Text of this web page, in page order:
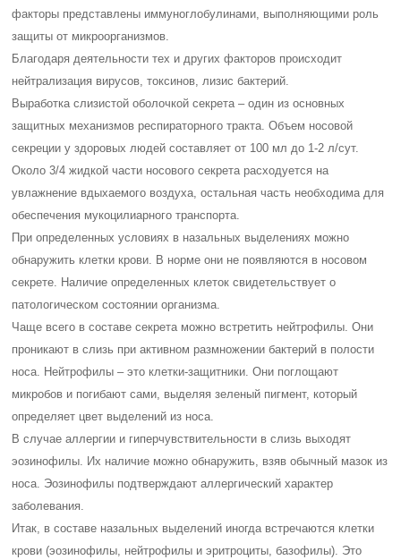
факторы представлены иммуноглобулинами, выполняющими роль
защиты от микроорганизмов.
Благодаря деятельности тех и других факторов происходит
нейтрализация вирусов, токсинов, лизис бактерий.
Выработка слизистой оболочкой секрета – один из основных
защитных механизмов респираторного тракта. Объем носовой
секреции у здоровых людей составляет от 100 мл до 1-2 л/сут.
Около 3/4 жидкой части носового секрета расходуется на
увлажнение вдыхаемого воздуха, остальная часть необходима для
обеспечения мукоцилиарного транспорта.
При определенных условиях в назальных выделениях можно
обнаружить клетки крови. В норме они не появляются в носовом
секрете. Наличие определенных клеток свидетельствует о
патологическом состоянии организма.
Чаще всего в составе секрета можно встретить нейтрофилы. Они
проникают в слизь при активном размножении бактерий в полости
носа. Нейтрофилы – это клетки-защитники. Они поглощают
микробов и погибают сами, выделяя зеленый пигмент, который
определяет цвет выделений из носа.
В случае аллергии и гиперчувствительности в слизь выходят
эозинофилы. Их наличие можно обнаружить, взяв обычный мазок из
носа. Эозинофилы подтверждают аллергический характер
заболевания.
Итак, в составе назальных выделений иногда встречаются клетки
крови (эозинофилы, нейтрофилы и эритроциты, базофилы). Это